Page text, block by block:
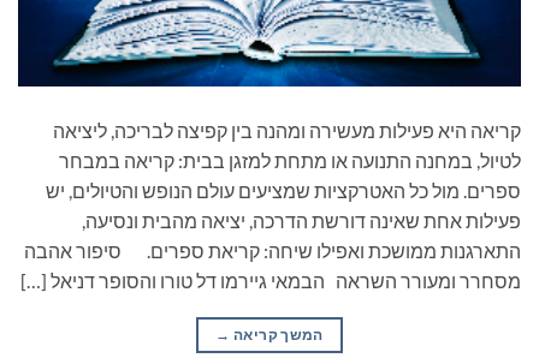
קריאה היא פעילות מעשירה ומהנה בין קפיצה לבריכה, ליציאה
לטיול, במחנה התנועה או מתחת למזגן בבית: קריאה במבחר
ספרים. מול כל האטרקציות שמציעים עולם הנופש והטיולים, יש
פעילות אחת שאינה דורשת הדרכה, יציאה מהבית ונסיעה,
התארגנות ממושכת ואפילו שיחה: קריאת ספרים. סיפור אהבה
מסחרר ומעורר השראה הבמאי גיירמו דל טורו והסופר דניאל […]
המשך קריאה →